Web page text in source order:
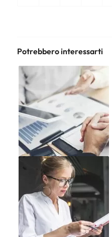
Potrebbero interessarti